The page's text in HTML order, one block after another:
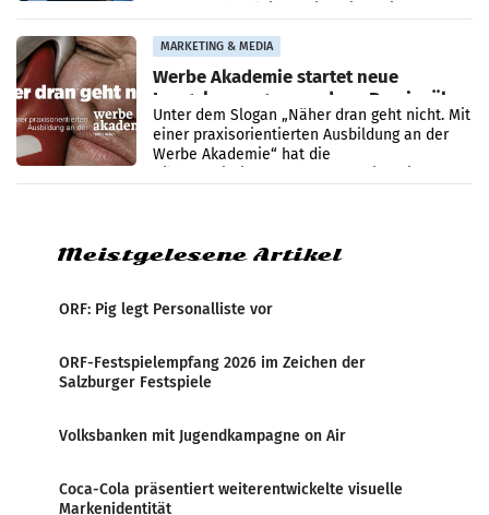
MARKETING & MEDIA
Werbe Akademie startet neue
Imagekampagne rund um Praxisnähe
Unter dem Slogan „Näher dran geht nicht. Mit
einer praxisorientierten Ausbildung an der
Werbe Akademie“ hat die
Meistgelesene Artikel
ORF: Pig legt Personalliste vor
ORF-Festspielempfang 2026 im Zeichen der
Salzburger Festspiele
Volksbanken mit Jugendkampagne on Air
Coca-Cola präsentiert weiterentwickelte visuelle
Markenidentität